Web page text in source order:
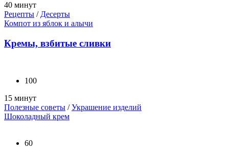
40 минут
Рецепты / Десерты
Компот из яблок и алычи
Кремы, взбитые сливки
100
15 минут
Полезные советы /Украшение изделий
Шоколадный крем
60